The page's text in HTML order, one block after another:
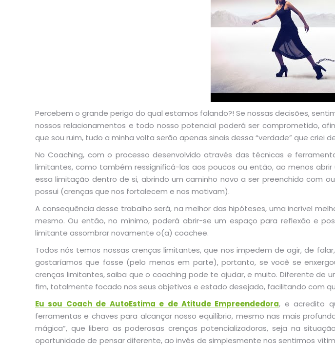
Percebem o grande perigo do qual estamos falando?! Se nossas decisões,
nossos relacionamentos e todo nosso potencial poderá ser comprometido,
que sou ruim, tudo a minha volta serão apenas sinais dessa “verdade” que criei
No Coaching, com o processo desenvolvido através das técnicas e
limitantes, como também ressignificá-las aos poucos ou então, ao menos
essa limitação dentro de si, abrindo um caminho novo a ser preenchido com
possui (crenças que nos fortalecem e nos motivam).
A consequência desse trabalho será, na melhor das hipóteses, uma incrível
mesmo. Ou então, no mínimo, poderá abrir-se um espaço para reflexão e
limitante assombrar novamente o(a) coachee.
Todos nós temos nossas crenças limitantes, que nos impedem de agir, de
gostaríamos que fosse (pelo menos em parte), portanto, se você se
crenças limitantes, saiba que o coaching pode te ajudar, e muito. Diferente de
fim, totalmente focado nos seus objetivos e estado desejado, facilitando com
Eu sou Coach de AutoEstima e de Atitude Empreendedora, e acredito
ferramentas e chaves para alcançar nosso equilíbrio, mesmo nas mais
mágica”, que libera as poderosas crenças potencializadoras, seja na
oportunidade de pensar diferente, ao invés de simplesmente nos sentirmos